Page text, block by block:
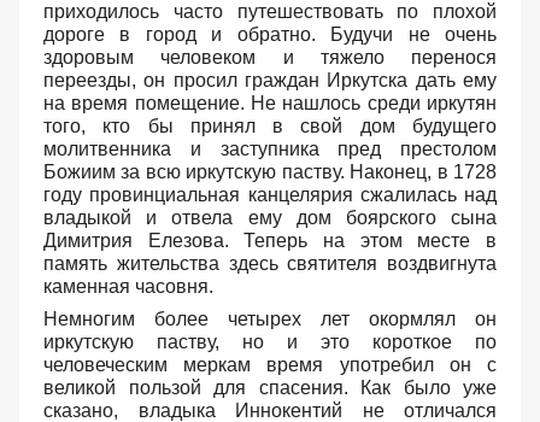
приходилось часто путешествовать по плохой
дороге в город и обратно. Будучи не очень
здоровым человеком и тяжело перенося
переезды, он просил граждан Иркутска дать ему
на время помещение. Не нашлось среди иркутян
того, кто бы принял в свой дом будущего
молитвенника и заступника пред престолом
Божиим за всю иркутскую паству. Наконец, в 1728
году провинциальная канцелярия сжалилась над
владыкой и отвела ему дом боярского сына
Димитрия Елезова. Теперь на этом месте в
память жительства здесь святителя воздвигнута
каменная часовня.
Немногим более четырех лет окормлял он
иркутскую паству, но и это короткое по
человеческим меркам время употребил он с
великой пользой для спасения. Как было уже
сказано, владыка Иннокентий не отличался